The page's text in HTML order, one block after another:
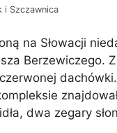
i Szczawnica
na Słowacji
dwa zegary